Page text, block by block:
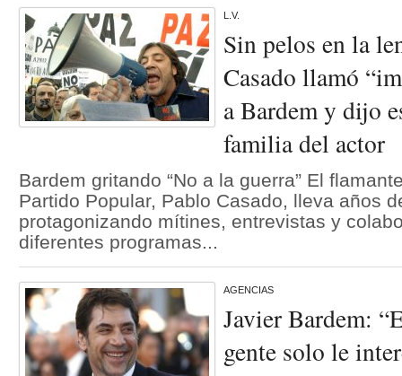
L.V.
Sin pelos en la
Casado llamó
a Bardem y dijo
familia del actor
Bardem gritando “No a la guerra” El
Partido Popular, Pablo Casado, lleva años
protagonizando mítines, entrevistas y
diferentes programas...
AGENCIAS
Javier Bardem:
gente solo le